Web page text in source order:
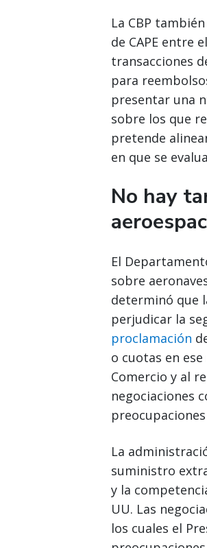
La CBP
de CAPE entre
transacciones
para
presentar una
sobre los que
pretende
en que se
No hay
El
sobre
determinó que
perjudicar la
proclamación
o cuotas en
Comercio y al
negociaciones
La
suministro
y la
UU. Las
los cuales el